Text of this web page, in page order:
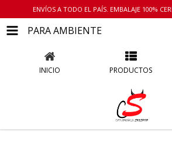
ENVÍOS A TODO EL PAÍS. EMBALAJE 100%
PARA AMBIENTE
INICIO PRODUCTOS